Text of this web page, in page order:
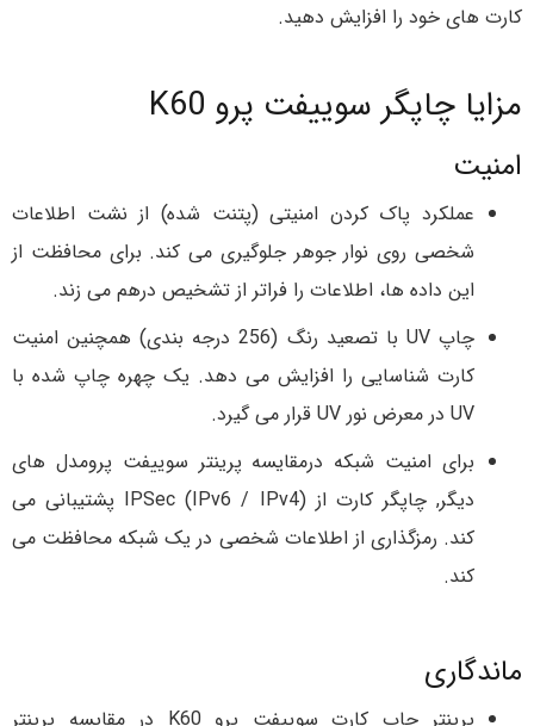
کارت های خود را افزایش دهید.
مزایا چاپگر سوییفت پرو K60
امنیت
عملکرد پاک کردن امنیتی (پتنت شده) از نشت اطلاعات
شخصی روی نوار جوهر جلوگیری می کند. برای محافظت از
این داده ها، اطلاعات را فراتر از تشخیص درهم می زند.
چاپ UV با تصعید رنگ (256 درجه بندی) همچنین امنیت
کارت شناسایی را افزایش می دهد. یک چهره چاپ شده با
UV در معرض نور UV قرار می گیرد.
برای امنیت شبکه درمقایسه پرینتر سوییفت پرومدل های
دیگر, چاپگر کارت از IPSec (IPv6 / IPv4) پشتیبانی می
کند. رمزگذاری از اطلاعات شخصی در یک شبکه محافظت می
کند.
ماندگاری
پرینتر چاپ کارت سوییفت پرو K60 در مقایسه پرینتر